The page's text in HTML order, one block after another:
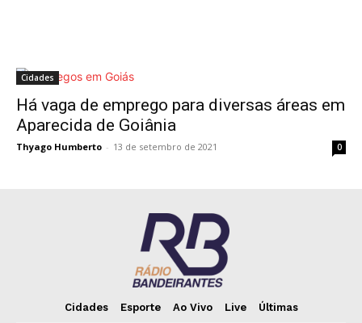
Cidades
Há vaga de emprego para diversas áreas em
Aparecida de Goiânia
Thyago Humberto - 13 de setembro de 2021 0
Cidades Esporte Ao Vivo Live Últimas